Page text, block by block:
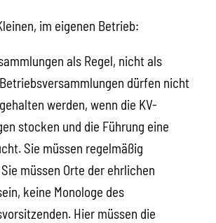
im eigenen Betrieb:
als Regel, nicht als
dürfen nicht
werden, wenn die KV-
stocken und die Führung eine
Sie müssen regelmäßig
müssen Orte der ehrlichen
keine Monologe des
Hier müssen die